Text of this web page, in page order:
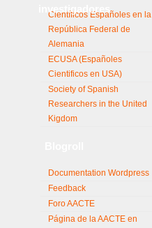
investigadores
Científicos Españoles en la
República Federal de
Alemania
ECUSA (Españoles
Cientificos en USA)
Society of Spanish
Researchers in the United
Kigdom
Documentation Wordpress
Feedback
Foro AACTE
Página de la AACTE en